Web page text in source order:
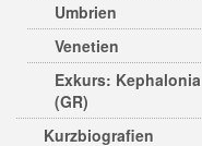
Umbrien
Venetien
Exkurs: Kephalonia
(GR)
Kurzbiografien